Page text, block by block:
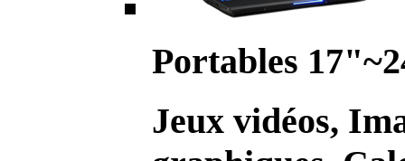
Portables
Jeux vidéos,